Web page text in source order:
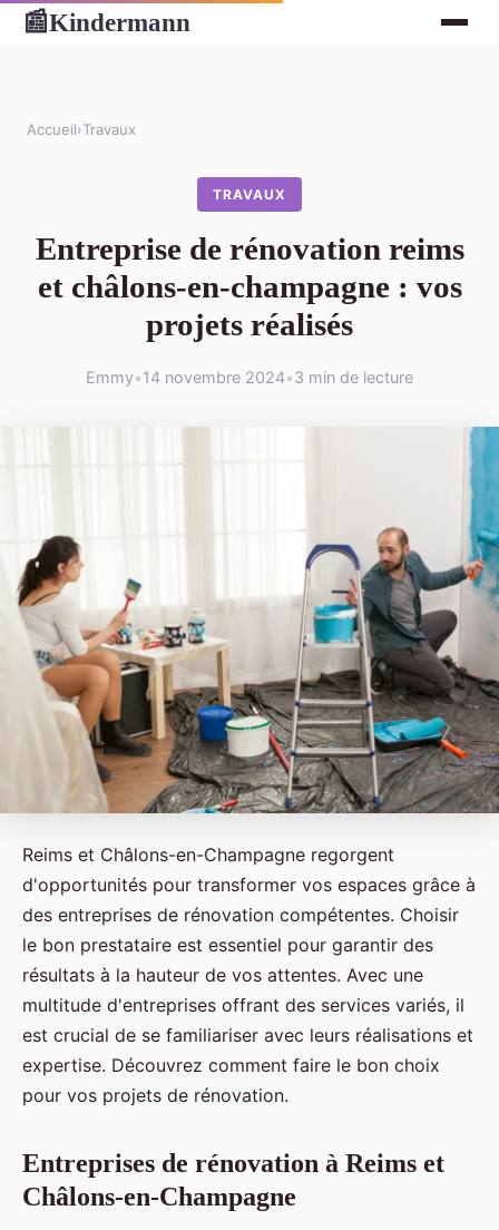
📰Kindermann
Accueil›Travaux
TRAVAUX
Entreprise de rénovation reims
et châlons-en-champagne : vos
projets réalisés
Emmy•14 novembre 2024•3 min de lecture
Reims et Châlons-en-Champagne regorgent
d'opportunités pour transformer vos espaces grâce à
des entreprises de rénovation compétentes. Choisir
le bon prestataire est essentiel pour garantir des
résultats à la hauteur de vos attentes. Avec une
multitude d'entreprises offrant des services variés, il
est crucial de se familiariser avec leurs réalisations et
expertise. Découvrez comment faire le bon choix
pour vos projets de rénovation.
Entreprises de rénovation à Reims et
Châlons-en-Champagne